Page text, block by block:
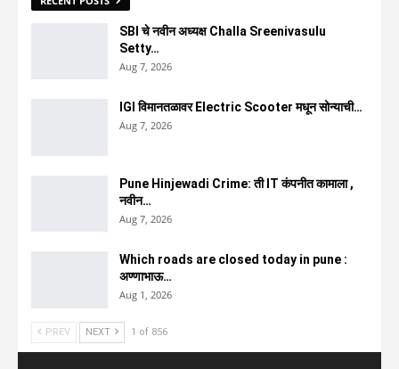
SBI चे नवीन अध्यक्ष Challa Sreenivasulu
Setty…
Aug 7, 2026
IGI विमानतळावर Electric Scooter मधून सोन्याची…
Aug 7, 2026
Pune Hinjewadi Crime: ती IT कंपनीत कामाला ,
नवीन…
Aug 7, 2026
Which roads are closed today in pune :
अण्णाभाऊ…
Aug 1, 2026
PREV NEXT 1 of 856